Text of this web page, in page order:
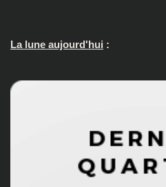
La lune aujourd'hui :